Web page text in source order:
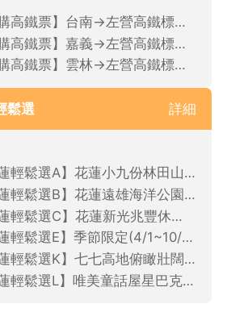
高鐵票】台南→左營高鐵標準車廂(單程票)
高鐵票】嘉義→左營高鐵標準車廂(單程票)
高鐵票】雲林→左營高鐵標準車廂(單程票)
鬆選 詳細
A】花蓮小九份林田山散策+湖光山色鯉魚潭之旅(飯店/花蓮車站出發．2人成行．含午餐)
選B】花蓮遠雄海洋公園之旅(飯店/花蓮車站出發．2人成行．不含餐)
C】花蓮新光兆豐休閒農場之旅(飯店/花蓮車站出發．2人成行．含午餐)(地接出票)
E】季節限定(4/1~10/31)-花蓮賞鯨豚之旅(飯店/花蓮車站出發．2人成行．不含餐)
K】七七高地俯瞰壯闊海景+深入秘境景觀玻璃屋之旅(飯店/花蓮車站出發．4人成行．不含餐)
L】唯美童話屋星巴克理想門市+清幽日式慶修院之旅(飯店/花蓮車站出發．2人成行．不含餐)